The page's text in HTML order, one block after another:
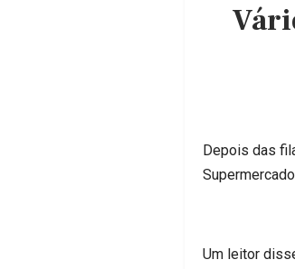
Depois das
Um leitor